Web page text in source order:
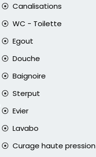
Canalisations
WC - Toilette
Egout
Douche
Baignoire
Sterput
Evier
Lavabo
Curage haute pression